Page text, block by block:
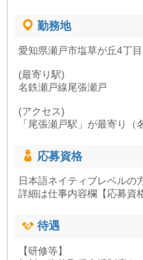
勤務地
愛知県瀬戸市塩草が丘4丁
(最寄り駅)
名鉄瀬戸線尾張瀬戸
(アクセス)
「尾張瀬戸駅」が最寄り
応募資格
日本語ネイティブレベル
詳細は仕事内容欄【応募資
待遇
【研修等】